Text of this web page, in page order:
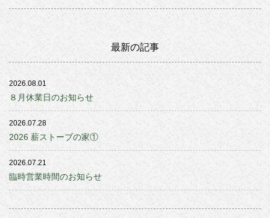
最新の記事
2026.08.01
８月休業日のお知らせ
2026.07.28
2026 薪ストーブの家①
2026.07.21
臨時営業時間のお知らせ